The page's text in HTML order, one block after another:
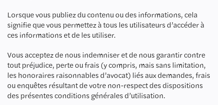
Lorsque vous publiez du contenu ou des informations, cela
signifie que vous permettez à tous les utilisateurs d’accéder à
ces informations et de les utiliser.
Vous acceptez de nous indemniser et de nous garantir contre
tout préjudice, perte ou frais (y compris, mais sans limitation,
les honoraires raisonnables d’avocat) liés aux demandes, frais
ou enquêtes résultant de votre non-respect des dispositions
des présentes conditions générales d’utilisation.